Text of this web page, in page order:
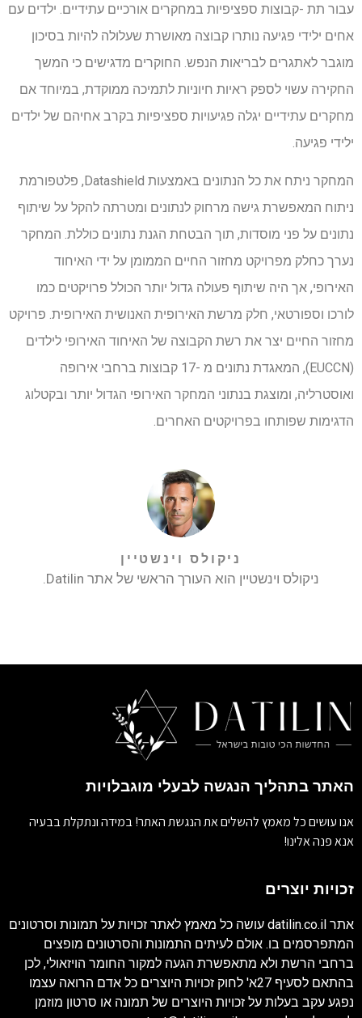
עבור תת -קבוצות ספציפיות במחקרים אורכיים עתידיים. ילדים עם
אחים ילידי פגיעה נותרו קבוצה מאושרת שעלולה להיות בסיכון
מוגבר לאתגרים לבריאות הנפש. החוקרים מדגישים כי המשך
החקירה עשוי לספק ראיות חיוניות לתמיכה ממוקדת, במיוחד אם
מחקרים עתידיים יגלה פגיעויות ספציפיות בקרב אחיהם של ילדים
ילידי פגיעה.
המחקר ניתח את כל הנתונים באמצעות Datashield, פלטפורמת
ניתוח המאפשרת גישה מרחוק לנתונים ומטרתה להקל על שיתוף
נתונים על פני מוסדות, תוך הבטחת הגנת נתונים כוללת. המחקר
נערך כחלק מפרויקט מחזור החיים הממומן על ידי האיחוד
האירופי, אך היה שיתוף פעולה גדול יותר הכולל פרויקטים כמו
לורכו וספורטאי, חלק מרשת האירופית האנושית האירופית. פרויקט
מחזור החיים יצר את רשת הקבוצה של האיחוד האירופי לילדים
(EUCCN), המאגדת נתונים מ -17 קבוצות ברחבי אירופה
ואוסטרליה, ומוצגת בנתוני המחקר האירופי הגדול יותר ובקטלוג
הדגימות שפותחו בפרויקטים האחרים.
ניקולס וינשטיין
ניקולס וינשטיין הוא העורך הראשי של אתר Datilin.
האתר בתהליך הנגשה לבעלי מוגבלויות
אנו עושים כל מאמץ להשלים את הנגשת האתר! במידה ונתקלת בבעיה
אנא פנה אלינו!
זכויות יוצרים
אתר datilin.co.il עושה כל מאמץ לאתר זכויות על תמונות וסרטונים
המתפרסמים בו. אולם לעיתים התמונות והסרטונים מופצים
ברחבי הרשת ולא מתאפשרת הגעה למקור החומר הויזאולי, לכן
בהתאם לסעיף 27א' לחוק זכויות היוצרים כל אדם הרואה עצמו
נפגע עקב בעלות על זכויות היוצרים של תמונה או סרטון מוזמן